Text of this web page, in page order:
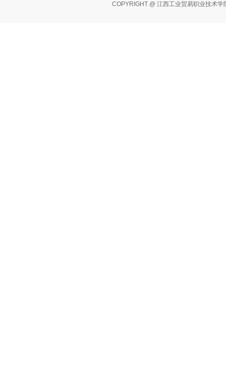
COPYRIGHT @ 江西工业贸易职业技术